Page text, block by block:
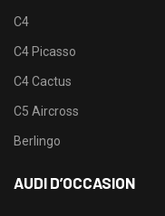
C4
C4 Picasso
C4 Cactus
C5 Aircross
Berlingo
AUDI D’OCCASION